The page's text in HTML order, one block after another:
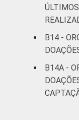
B14 -
B14A -